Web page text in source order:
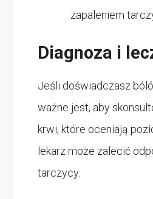
zapaleniem
Diagnoza i
Jeśli doświadczasz
ważne jest, aby
krwi, które oceniają
lekarz może zalecić
tarczycy.